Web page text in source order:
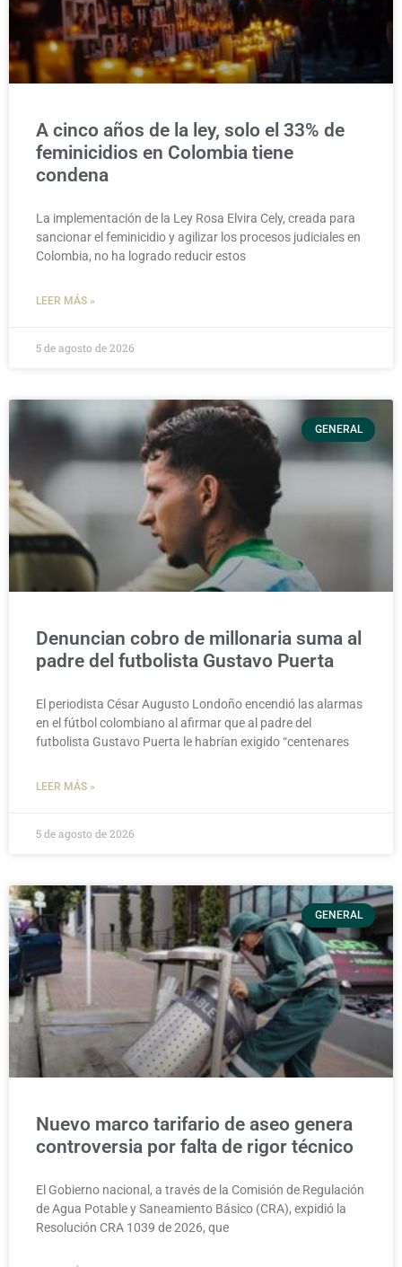
A cinco años de la ley, solo el 33% de
feminicidios en Colombia tiene
condena
La implementación de la Ley Rosa Elvira Cely, creada para
sancionar el feminicidio y agilizar los procesos judiciales en
Colombia, no ha logrado reducir estos
LEER MÁS »
5 de agosto de 2026
GENERAL
Denuncian cobro de millonaria suma al
padre del futbolista Gustavo Puerta
El periodista César Augusto Londoño encendió las alarmas
en el fútbol colombiano al afirmar que al padre del
futbolista Gustavo Puerta le habrían exigido “centenares
LEER MÁS »
5 de agosto de 2026
GENERAL
Nuevo marco tarifario de aseo genera
controversia por falta de rigor técnico
El Gobierno nacional, a través de la Comisión de Regulación
de Agua Potable y Saneamiento Básico (CRA), expidió la
Resolución CRA 1039 de 2026, que